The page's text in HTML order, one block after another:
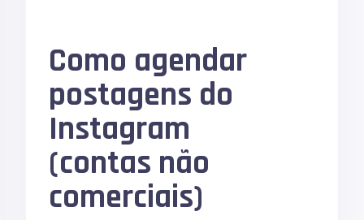
Como agendar
postagens do
Instagram
(contas não
comerciais)